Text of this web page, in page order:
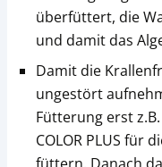
überfüttert, die
und damit das
Damit die
ungestört
Fütterung erst
COLOR PLUS für